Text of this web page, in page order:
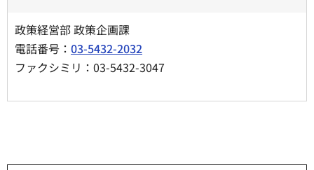
政策経営部 政策企画課
電話番号： 03-5432-2032
ファクシミリ：03-5432-3047